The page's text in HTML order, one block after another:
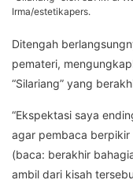
Irma/estetikapers.
Ditengah
pemateri,
“Silariang” yang
“Ekspektasi saya
agar pembaca
(baca: berakhir
ambil dari kisah